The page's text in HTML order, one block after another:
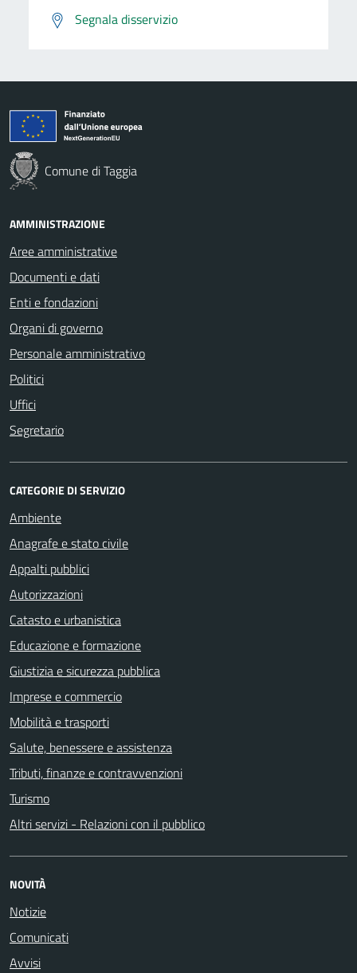
Segnala disservizio
Comune di Taggia
AMMINISTRAZIONE
Aree amministrative
Documenti e dati
Enti e fondazioni
Organi di governo
Personale amministrativo
Politici
Uffici
Segretario
CATEGORIE DI SERVIZIO
Ambiente
Anagrafe e stato civile
Appalti pubblici
Autorizzazioni
Catasto e urbanistica
Educazione e formazione
Giustizia e sicurezza pubblica
Imprese e commercio
Mobilità e trasporti
Salute, benessere e assistenza
Tributi, finanze e contravvenzioni
Turismo
Altri servizi - Relazioni con il pubblico
NOVITÀ
Notizie
Comunicati
Avvisi